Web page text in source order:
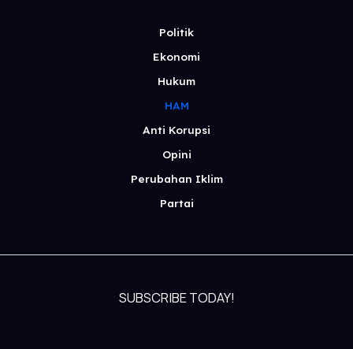
Politik
Ekonomi
Hukum
HAM
Anti Korupsi
Opini
Perubahan Iklim
Partai
SUBSCRIBE TODAY!